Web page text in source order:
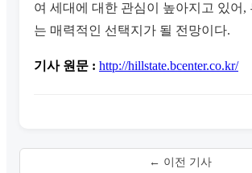
여 세대에 대한 관심이 높아지고 있어,
는 매력적인 선택지가 될 전망이다.
기사 원문 : http://hillstate.bcenter.co.kr/
← 이전 기사